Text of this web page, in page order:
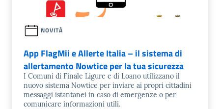
NOVITÀ
App FlagMii e Allerte Italia – il sistema di
allertamento Nowtice per la tua sicurezza
I Comuni di Finale Ligure e di Loano utilizzano il
nuovo sistema Nowtice per inviare ai propri cittadini
messaggi istantanei in caso di emergenze o per
comunicare informazioni utili.